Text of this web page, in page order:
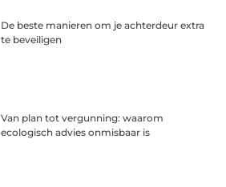
De beste manieren om je achterdeur extra
te beveiligen
Van plan tot vergunning: waarom
ecologisch advies onmisbaar is